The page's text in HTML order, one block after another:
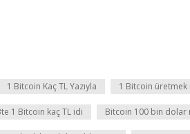
1 Bitcoin Kaç TL Yazıyla 1 Bitcoin
1 Bitcoin kaç TL idi Bitcoin 100 bin dolar